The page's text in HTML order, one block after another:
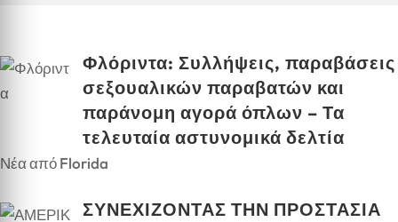
Φλόριντα: Συλλήψεις, παραβάσεις
σεξουαλικών παραβατών και
παράνομη αγορά όπλων – Τα
τελευταία αστυνομικά δελτία
Νέα από Florida
ΣΥΝΕΧΙΖΟΝΤΑΣ ΤΗΝ ΠΡΟΣΤΑΣΙΑ